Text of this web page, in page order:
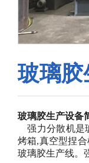
玻璃胶
玻璃胶生产设备
强力分散机是
烤箱,真空型捏
玻璃胶生产线。